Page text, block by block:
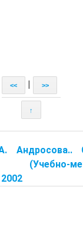
<< >>
↑
Андросова..